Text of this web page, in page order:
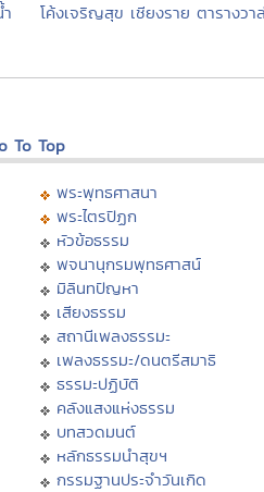
โค้งเจริญสุข เชียงราย ตารางวา
To Top
พระพุทธศาสนา
พระไตรปิฏก
หัวข้อธรรม
พจนานุกรมพุทธศาสน์
มิลินทปัญหา
เสียงธรรม
สถานีเพลงธรรมะ
เพลงธรรมะ/ดนตรีสมาธิ
ธรรมะปฏิบัติ
คลังแสงแห่งธรรม
บทสวดมนต์
หลักธรรมนำสุขฯ
กรรมฐานประจำวันเกิด